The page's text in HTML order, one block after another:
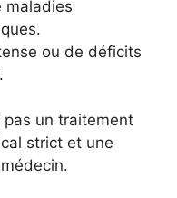
maladies
ou de déficits
pas un traitement
strict et une